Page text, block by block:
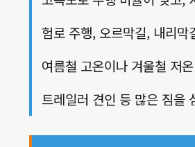
험로 주행, 오르막길, 내리막
여름철 고온이나 겨울철 저
트레일러 견인 등 많은 짐을